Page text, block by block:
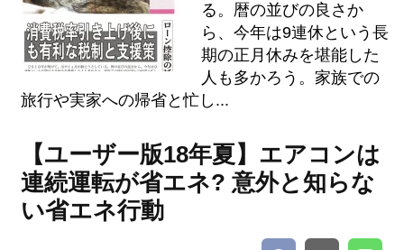
る。暦の並びの良さか
ら、今年は9連休という長
期の正月休みを堪能した
人も多かろう。家族での
旅行や実家への帰省と忙し...
【ユーザー版18年夏】エアコンは
連続運転が省エネ? 意外と知らな
い省エネ行動